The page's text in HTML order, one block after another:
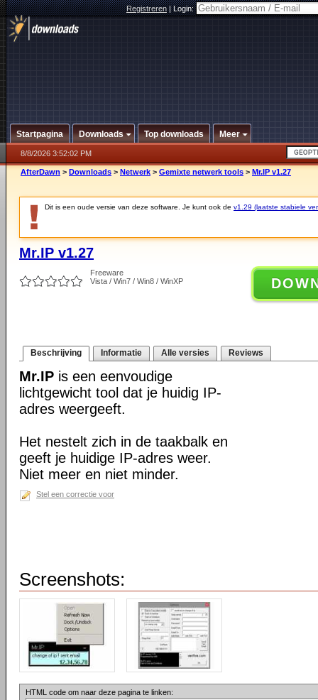
Registreren|Login:
Startpagina Downloads Top downloads Meer
8/8/2026 3:52:02 PM
AfterDawn > Downloads > Netwerk > Gemixte netwerk tools > Mr.IP v1.27
Dit is een oude versie van deze software. Je kunt ook de v1.29 (laatste stabiele
Mr.IP v1.27
Freeware
Vista / Win7 / Win8 / WinXP
Beschrijving Informatie Alle versies Reviews
Mr.IP is een eenvoudige
lichtgewicht tool dat je huidig IP-
adres weergeeft.
Het nestelt zich in de taakbalk en
geeft je huidige IP-adres weer.
Niet meer en niet minder.
Stel een correctie voor
Screenshots:
HTML code om naar deze pagina te linken: